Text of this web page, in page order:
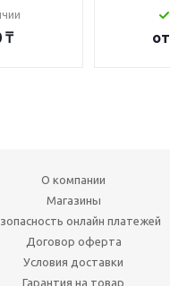
₸ от
О компании
Магазины
онлайн платежей
Договор оферта
Условия доставки
Гарантия на товар